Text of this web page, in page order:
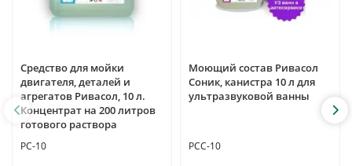
Средство для мойки
двигателя, деталей и
агрегатов Ривасол, 10 л.
Концентрат на 200 литров
готового раствора
PC-10
Моющий состав Ривасол
Соник, канистра 10 л для
ультразвуковой ванны
PCC-10